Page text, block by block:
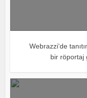
Webrazzi‘de
bir röportaj